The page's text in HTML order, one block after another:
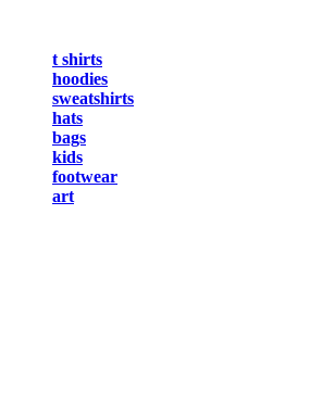
t shirts
hoodies
sweatshirts
hats
bags
kids
footwear
art